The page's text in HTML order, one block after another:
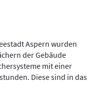
Aspern wurden
der Gebäude
mit einer
Diese sind in das